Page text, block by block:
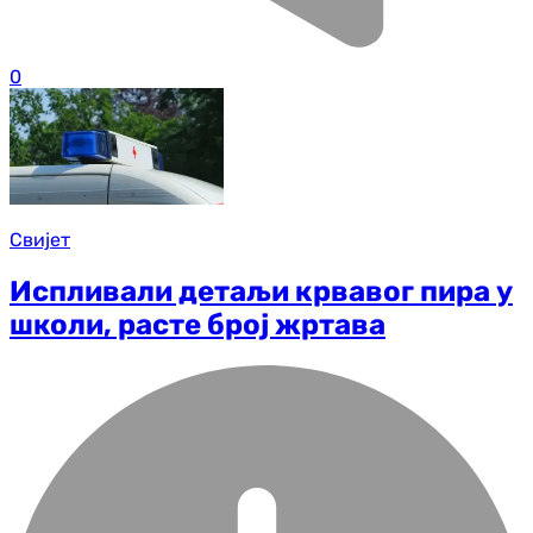
0
Свијет
Испливали детаљи крвавог пира у
школи, расте број жртава